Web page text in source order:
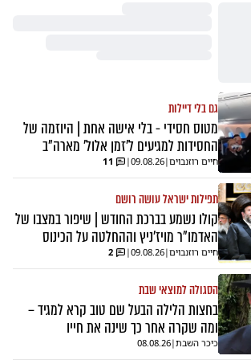
גם בלי דיילות
מטוס חסידי - בלי אישה אחת | היוזמה של
החסידות למגיעים ל'זמן אלול' מארה"ב
חיים רוזנבוים|
09.08.26
|
11
תפילות ישראל עושה רושם
קולו נשמע בברכת החודש | שיפור במצבו של
האדמו"ר מויז'ניץ וההחלטה על הכינוס
חיים רוזנבוים|
09.08.26
|
2
הסגולה למוצאי שבת
בחצות הלילה הבעל שם טוב קרא למגיד –
ומה שקרה אחר כך שינה את חייו
כיכר השבת|
08.08.26